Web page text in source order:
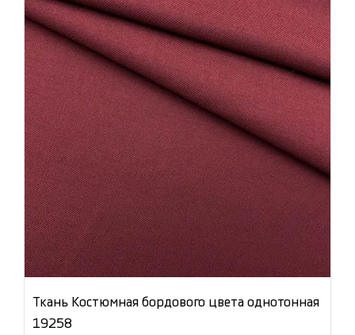
Ткань Костюмная бордового цвета однотонная
19258